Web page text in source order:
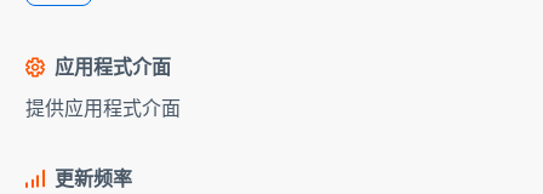
应用程式介面
提供应用程式介面
更新频率